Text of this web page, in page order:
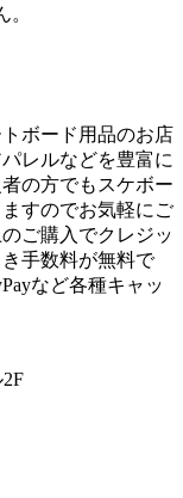
ボード用品のお店
レルなどを豊富に
の方でもスケボー
すのでお気軽にご
ご購入でクレジッ
手数料が無料で
など各種キャッ